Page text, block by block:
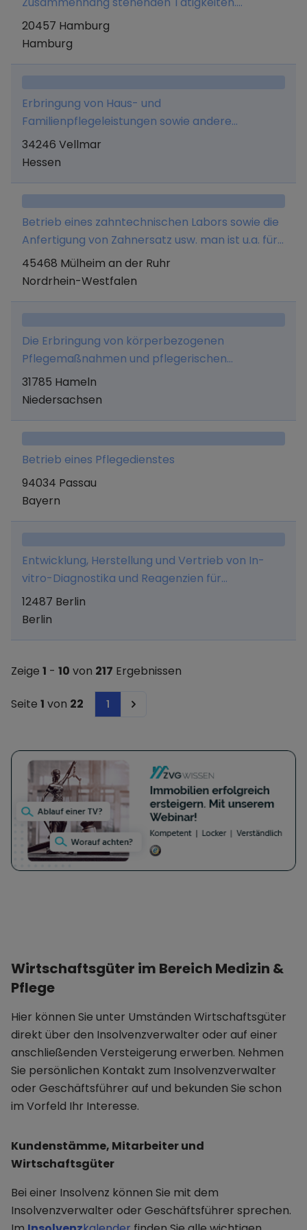
Ausgenommen sind erlaubnispflichtige
Tätigkeiten jeder Art, sofern nicht eine Erlaubnis
20457 Hamburg
Hamburg
Erbringung von Haus- und
Familienpflegeleistungen sowie andere
Pflegeleistungen und Vornahme aller damit in
Zusammenhang stehenden Arbeiten.
34246 Vellmar
Hessen
Betrieb eines zahntechnischen Labors sowie die
Anfertigung von Zahnersatz usw. man ist u.a. für
örtliche Zahnärzte beschäftigt
45468 Mülheim an der Ruhr
Nordrhein-Westfalen
Die Erbringung von körperbezogenen
Pflegemaßnahmen und pflegerischen
Betreuungsmaßnahmen für Menschen, die
aufgrund von Alter, Krankheit oder Behinderung
31785 Hameln
Niedersachsen
Betrieb eines Pflegedienstes
94034 Passau
Bayern
Entwicklung, Herstellung und Vertrieb von In-
vitro-Diagnostika und Reagenzien für
Labordiagnostik
12487 Berlin
Berlin
Zeige 1 - 10 von 217 Ergebnissen
Seite 1 von 22 1 Next
Wirtschaftsgüter im Bereich Medizin &
Pflege
Hier können Sie unter Umständen Wirtschaftsgüter
direkt über den Insolvenzverwalter oder auf einer
anschließenden Versteigerung erwerben. Nehmen
Sie persönlichen Kontakt zum Insolvenzverwalter
oder Geschäftsführer auf und bekunden Sie schon
im Vorfeld Ihr Interesse.
Kundenstämme, Mitarbeiter und
Wirtschaftsgüter
Bei einer Insolvenz können Sie mit dem
Insolvenzverwalter oder Geschäftsführer sprechen.